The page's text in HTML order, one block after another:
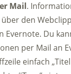
Mail.
den
Evernote. Du
per Mail an
einfach